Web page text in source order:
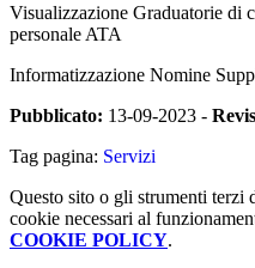
Visualizzazione Graduatorie di
personale ATA
Informatizzazione Nomine
Pubblicato: 13-09-2023 -
Tag pagina: Servizi
Questo sito o gli strumenti terzi
cookie necessari al
COOKIE POLICY.